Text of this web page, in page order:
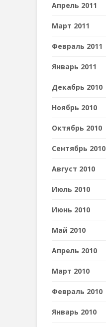
Апрель 2011
Март 2011
Февраль 2011
Январь 2011
Декабрь 2010
Ноябрь 2010
Октябрь 2010
Сентябрь 2010
Август 2010
Июль 2010
Июнь 2010
Май 2010
Апрель 2010
Март 2010
Февраль 2010
Январь 2010